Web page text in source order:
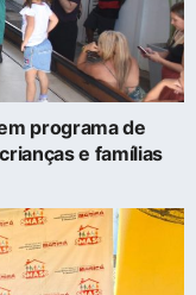
programa de
e famílias